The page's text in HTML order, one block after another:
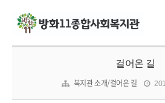
걸어온 길
복지관 소개/걸어온 길